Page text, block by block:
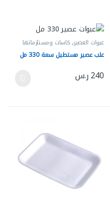
لهذا المنتج. يمكن اختيار
عبوات العصير, كاسات ومستلزماتها
علب عصير مستطيل سعة 330 مل
240ر.س
هناك العديد من الأشكال